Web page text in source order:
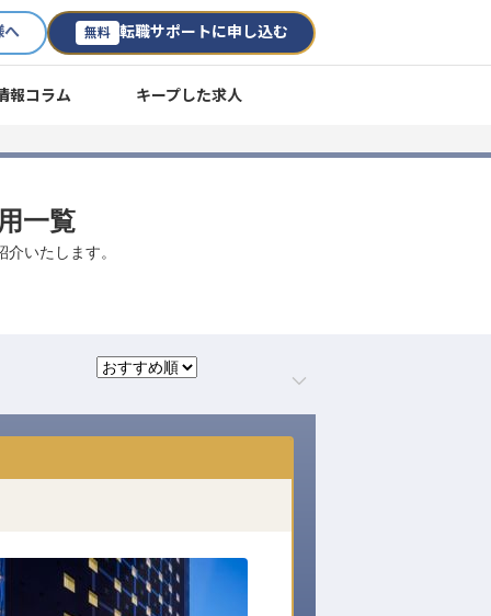
へ 無料 転職サポートに申し込む
報コラム キープした求人
一覧
いたします。